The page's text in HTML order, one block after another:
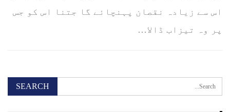
اس سے زیادہ نقصان پہنچائے گا جتنا اس کو جس
پر وہ تیزاب ڈالا…